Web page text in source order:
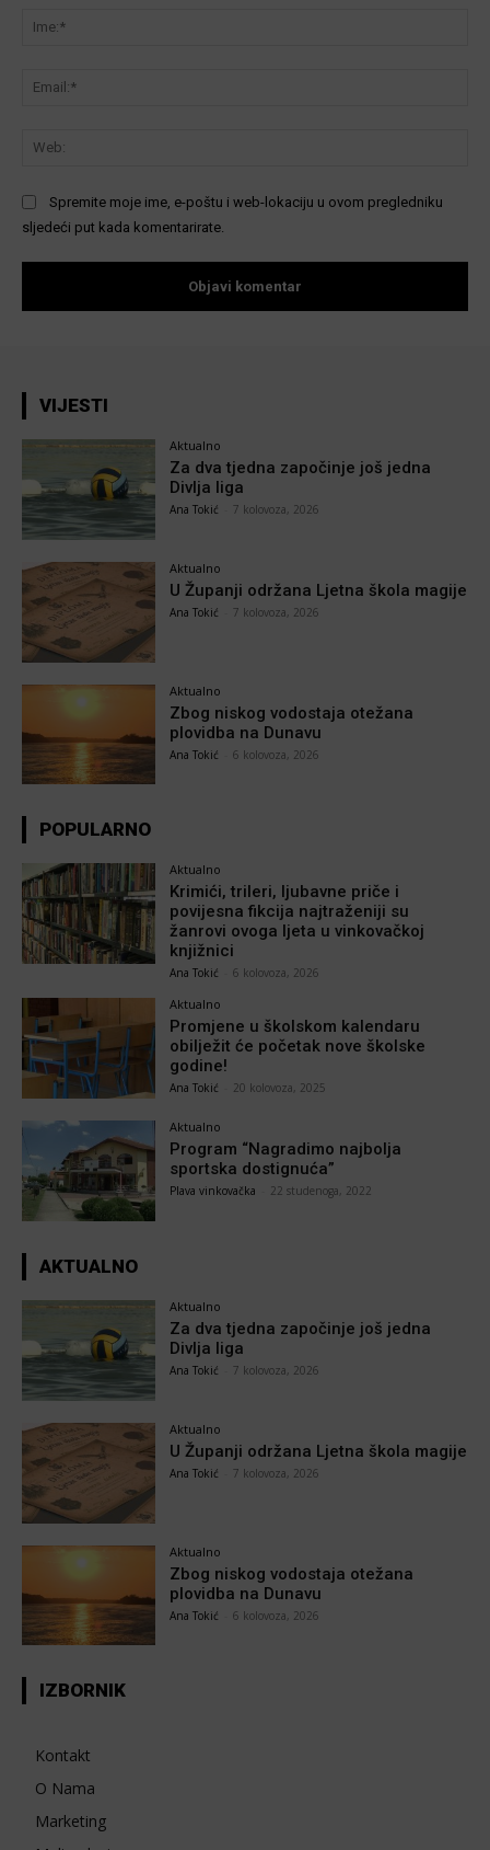
Spremite moje ime, e-poštu i web-lokaciju u ovom pregledniku
sljedeći put kada komentarirate.
VIJESTI
Aktualno
Za dva tjedna započinje još jedna
Divlja liga
Ana Tokić 7 kolovoza, 2026
Aktualno
U Županji održana Ljetna škola magije
Ana Tokić 7 kolovoza, 2026
Aktualno
Zbog niskog vodostaja otežana
plovidba na Dunavu
Ana Tokić 6 kolovoza, 2026
POPULARNO
Aktualno
Krimići, trileri, ljubavne priče i
povijesna fikcija najtraženiji su
žanrovi ovoga ljeta u vinkovačkoj
knjižnici
Ana Tokić 6 kolovoza, 2026
Aktualno
Promjene u školskom kalendaru
obilježit će početak nove školske
godine!
Ana Tokić 20 kolovoza, 2025
Aktualno
Program “Nagradimo najbolja
sportska dostignuća”
Plava vinkovačka 22 studenoga, 2022
AKTUALNO
Aktualno
Za dva tjedna započinje još jedna
Divlja liga
Ana Tokić 7 kolovoza, 2026
Aktualno
U Županji održana Ljetna škola magije
Ana Tokić 7 kolovoza, 2026
Aktualno
Zbog niskog vodostaja otežana
plovidba na Dunavu
Ana Tokić 6 kolovoza, 2026
IZBORNIK
Kontakt
O Nama
Marketing